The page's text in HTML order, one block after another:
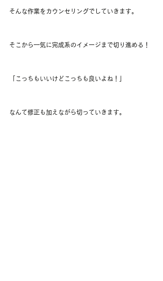
そんな作業をカウンセリングでしていきます。
そこから一気に完成系のイメージまで切り進める！
「こっちもいいけどこっちも良いよね！」
なんて修正も加えながら切っていきます。